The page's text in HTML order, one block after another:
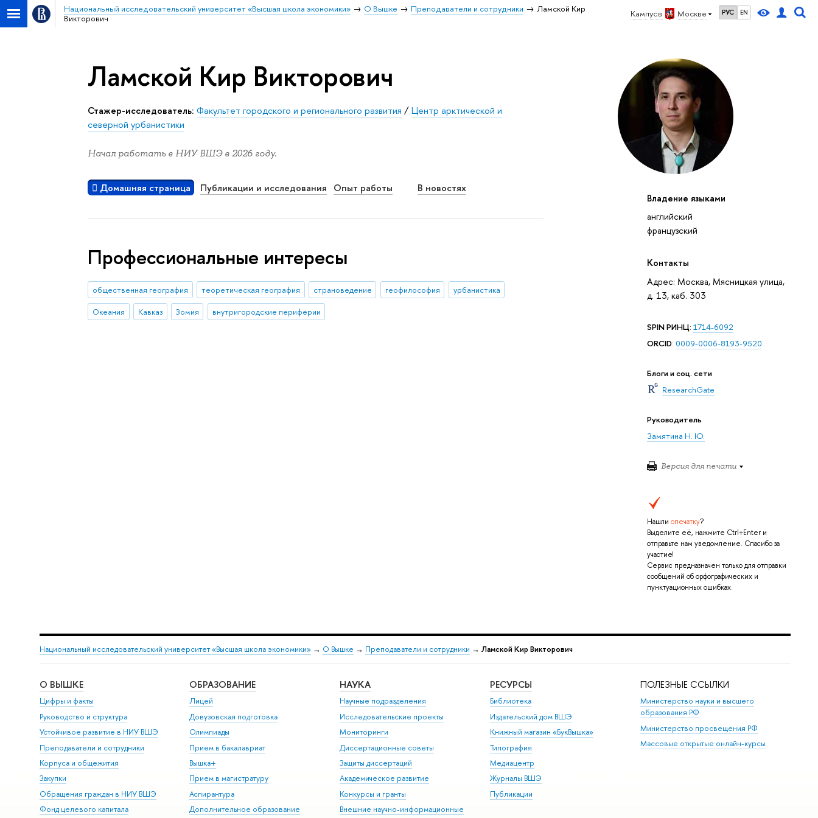
Кампус в Москве РУС EN
Национальный исследовательский университет «Высшая школа экономики» О Вышке Преподаватели и сотрудники
Ламской Кир
Викторович
Владение языками
английский
французский
Контакты
Адрес: Москва, Мясницкая улица,
д. 13, каб. 303
SPIN РИНЦ: 1714-6092
ORCID: 0009-0006-8193-9520
Блоги и соц. сети
ResearchGate
Руководитель
Замятина Н. Ю.
Версия для печати
Нашли опечатку?
Выделите её, нажмите Ctrl+Enter и
отправьте нам уведомление. Спасибо за
участие!
Сервис предназначен только для отправки
сообщений об орфографических и
пунктуационных ошибках.
Ламской Кир Викторович
Стажер-исследователь: Факультет городского и регионального развития /Центр арктической и
северной урбанистики
Начал работать в НИУ ВШЭ в 2026 году.
Домашняя страница Публикации и исследования Опыт работы В новостях
Профессиональные интересы
общественная география теоретическая география страноведение геофилософия
урбанистика
Океания
Кавказ Зомия внутригородские периферии
Национальный исследовательский университет «Высшая школа экономики» → О Вышке → Преподаватели и сотрудники → Ламской Кир Викторович
О ВЫШКЕ
Цифры и факты
Руководство и структура
Устойчивое развитие в НИУ ВШЭ
Преподаватели и сотрудники
Корпуса и общежития
Закупки
Обращения граждан в НИУ ВШЭ
Фонд целевого капитала
ОБРАЗОВАНИЕ
Лицей
Довузовская подготовка
Олимпиады
Прием в бакалавриат
Вышка+
Прием в магистратуру
Аспирантура
Дополнительное образование
НАУКА
Научные подразделения
Исследовательские проекты
Мониторинги
Диссертационные советы
Защиты диссертаций
Академическое развитие
Конкурсы и гранты
Внешние научно-информационные
РЕСУРСЫ
Библиотека
Издательский дом ВШЭ
Книжный магазин «БукВышка»
Типография
Медиацентр
Журналы ВШЭ
Публикации
ПОЛЕЗНЫЕ ССЫЛКИ
Министерство науки и высшего
образования РФ
Министерство просвещения РФ
Массовые открытые онлайн-курсы